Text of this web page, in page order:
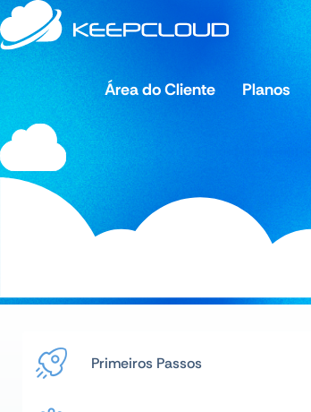
Área do Cliente Planos
Primeiros Passos